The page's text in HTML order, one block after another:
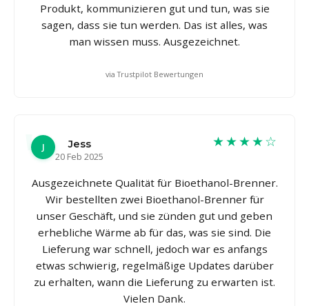
Produkt, kommunizieren gut und tun, was sie
sagen, dass sie tun werden. Das ist alles, was
man wissen muss. Ausgezeichnet.
via Trustpilot Bewertungen
J
Jess
20 Feb 2025
★★★★☆
Ausgezeichnete Qualität für Bioethanol-Brenner.
Wir bestellten zwei Bioethanol-Brenner für
unser Geschäft, und sie zünden gut und geben
erhebliche Wärme ab für das, was sie sind. Die
Lieferung war schnell, jedoch war es anfangs
etwas schwierig, regelmäßige Updates darüber
zu erhalten, wann die Lieferung zu erwarten ist.
Vielen Dank.